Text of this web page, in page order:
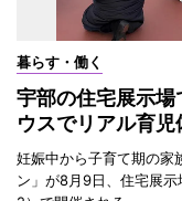
暮らす・働く
宇部の住宅展示
ウスでリアル育児
妊娠中から子育て期の家
ン」が8月9日、住宅展